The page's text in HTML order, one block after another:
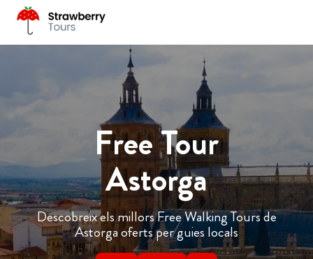
Free Tour
Astorga
Descobreix els millors Free Walking Tours de
Astorga oferts per guies locals